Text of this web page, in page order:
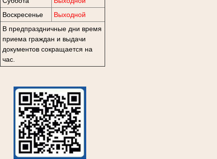
Воскресенье
Выходной
В предпраздничные дни время
приема граждан и выдачи
документов сокращается на
час.